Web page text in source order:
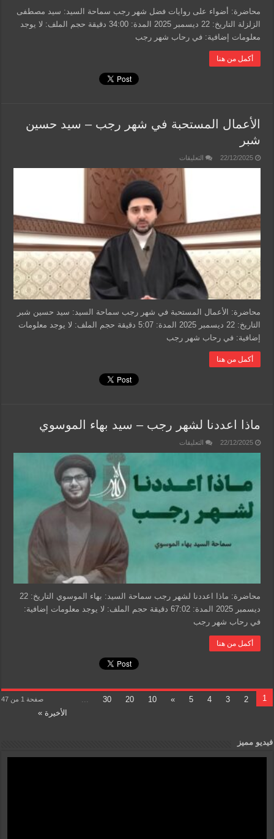
محاضرة: أضواء على روايات فضل شهر رجب سماحة السيد: سيد مصطفى
الزلزلة التاريخ: 22 ديسمبر 2025 المدة: 34:00 دقيقة حجم الملف: لا يوجد
معلومات إضافية: في رحاب شهر رجب
أكمل من هنا
الأعمال المستحبة في شهر رجب – سيد حسين
شبر
22/12/2025 التعليقات
المستحبة
في
–
حسين
شبر
مغلقة
محاضرة: الأعمال المستحبة في شهر رجب سماحة السيد: سيد حسين شبر
التاريخ: 22 ديسمبر 2025 المدة: 5:07 دقيقة حجم الملف: لا يوجد معلومات
إضافية: في رحاب شهر رجب
أكمل من هنا
ماذا اعددنا لشهر رجب – سيد بهاء الموسوي
22/12/2025 التعليقات
سيد
الموسوي
مغلقة
محاضرة: ماذا اعددنا لشهر رجب سماحة السيد: بهاء الموسوي التاريخ: 22
ديسمبر 2025 المدة: 67:02 دقيقة حجم الملف: لا يوجد معلومات إضافية:
في رحاب شهر رجب
أكمل من هنا
صفحة 1 من 47 1
2
3
4
5
»
10
20
30
...
الأخيرة »
فيديو مميز